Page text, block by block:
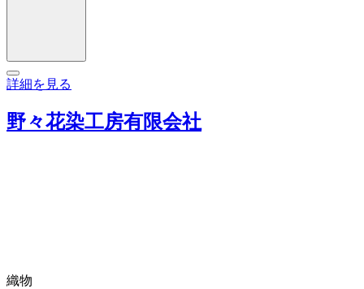
詳細を見る
野々花染工房有限会社
織物